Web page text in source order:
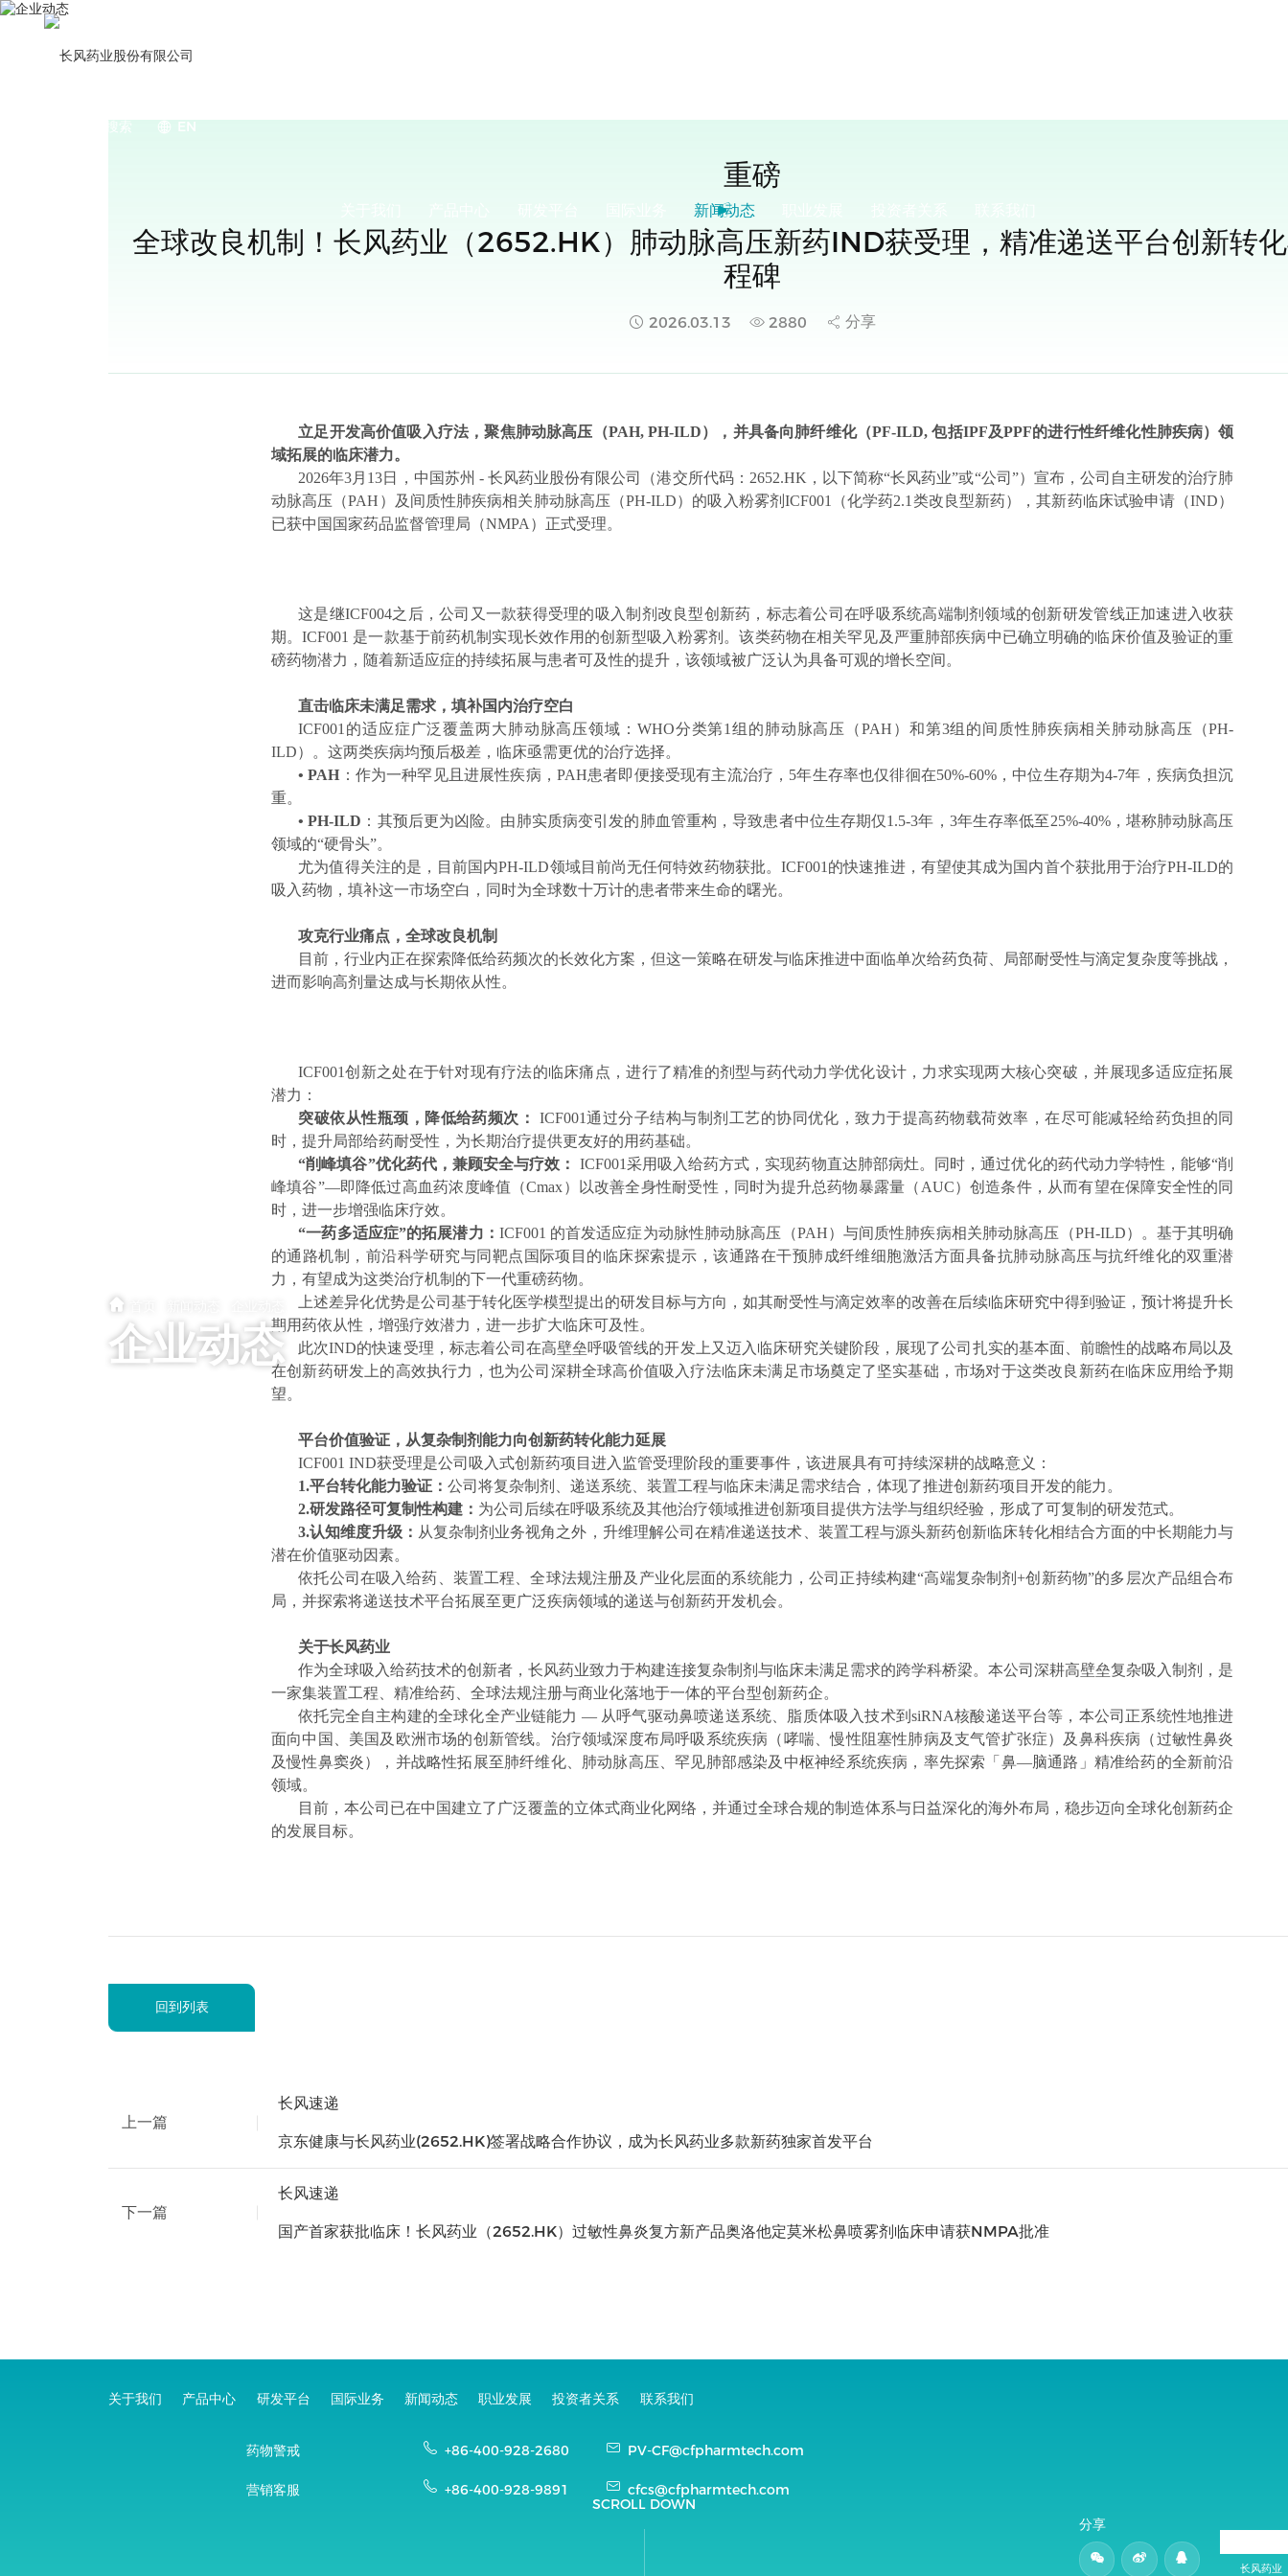
搜索 EN
新闻动态
企业动态
SCROLL DOWN
重磅
全球改良机制！长风药业（2652.HK）肺动脉高压新药IND获受理，精准递送平台创新转
程碑
2026.03.13 2880 分享
立足开发高价值吸入疗法，聚焦肺动脉高压（PAH, PH-ILD），并具备向肺纤维化（PF-ILD, 包括IPF及PPF的进行性纤维化性肺疾病）领
域拓展的临床潜力。
2026年3月13日，中国苏州 - 长风药业股份有限公司（港交所代码：2652.HK，以下简称“长风药业”或“公司”）宣布，公司自主研发的治疗肺
动脉高压（PAH）及间质性肺疾病相关肺动脉高压（PH-ILD）的吸入粉雾剂ICF001（化学药2.1类改良型新药），其新药临床试验申请（IND）
已获中国国家药品监督管理局（NMPA）正式受理。
这是继ICF004之后，公司又一款获得受理的吸入制剂改良型创新药，标志着公司在呼吸系统高端制剂领域的创新研发管线正加速进入收获
期。ICF001 是一款基于前药机制实现长效作用的创新型吸入粉雾剂。该类药物在相关罕见及严重肺部疾病中已确立明确的临床价值及验证的重
磅药物潜力，随着新适应症的持续拓展与患者可及性的提升，该领域被广泛认为具备可观的增长空间。
直击临床未满足需求，填补国内治疗空白
ICF001的适应症广泛覆盖两大肺动脉高压领域：WHO分类第1组的肺动脉高压（PAH）和第3组的间质性肺疾病相关肺动脉高压（PH-
ILD）。这两类疾病均预后极差，临床亟需更优的治疗选择。
• PAH ：作为一种罕见且进展性疾病，PAH患者即便接受现有主流治疗，5年生存率也仅徘徊在50%-60%，中位生存期为4-7年，疾病负担沉
重。
• PH-ILD ：其预后更为凶险。由肺实质病变引发的肺血管重构，导致患者中位生存期仅1.5-3年，3年生存率低至25%-40%，堪称肺动脉高压
领域的“硬骨头”。
尤为值得关注的是，目前国内PH-ILD领域目前尚无任何特效药物获批。ICF001的快速推进，有望使其成为国内首个获批用于治疗PH-ILD的
吸入药物，填补这一市场空白，同时为全球数十万计的患者带来生命的曙光。
攻克行业痛点，全球改良机制
目前，行业内正在探索降低给药频次的长效化方案，但这一策略在研发与临床推进中面临单次给药负荷、局部耐受性与滴定复杂度等挑战，
进而影响高剂量达成与长期依从性。
ICF001创新之处在于针对现有疗法的临床痛点，进行了精准的剂型与药代动力学优化设计，力求实现两大核心突破，并展现多适应症拓展
潜力：
突破依从性瓶颈，降低给药频次：
ICF001通过分子结构与制剂工艺的协同优化，致力于提高药物载荷效率，在尽可能减轻给药负担的同
时，提升局部给药耐受性，为长期治疗提供更友好的用药基础。
“削峰填谷”优化药代，兼顾安全与疗效：
ICF001采用吸入给药方式，实现药物直达肺部病灶。同时，通过优化的药代动力学特性，能够“削
峰填谷”—即降低过高血药浓度峰值（Cmax）以改善全身性耐受性，同时为提升总药物暴露量（AUC）创造条件，从而有望在保障安全性的同
时，进一步增强临床疗效。
“一药多适应症”的拓展潜力： ICF001 的首发适应症为动脉性肺动脉高压（PAH）与间质性肺疾病相关肺动脉高压（PH-ILD）。基于其明确
的通路机制，前沿科学研究与同靶点国际项目的临床探索提示，该通路在干预肺成纤维细胞激活方面具备抗肺动脉高压与抗纤维化的双重潜
力，有望成为这类治疗机制的下一代重磅药物。
上述差异化优势是公司基于转化医学模型提出的研发目标与方向，如其耐受性与滴定效率的改善在后续临床研究中得到验证，预计将提升长
期用药依从性，增强疗效潜力，进一步扩大临床可及性。
此次IND的快速受理，标志着公司在高壁垒呼吸管线的开发上又迈入临床研究关键阶段，展现了公司扎实的基本面、前瞻性的战略布局以及
在创新药研发上的高效执行力，也为公司深耕全球高价值吸入疗法临床未满足市场奠定了坚实基础，市场对于这类改良新药在临床应用给予期
望。
平台价值验证，从复杂制剂能力向创新药转化能力延展
ICF001 IND获受理是公司吸入式创新药项目进入监管受理阶段的重要事件，该进展具有可持续深耕的战略意义：
1.平台转化能力验证：公司将复杂制剂、递送系统、装置工程与临床未满足需求结合，体现了推进创新药项目开发的能力。
2.研发路径可复制性构建： 为公司后续在呼吸系统及其他治疗领域推进创新项目提供方法学与组织经验，形成了可复制的研发范式。
3.认知维度升级： 从复杂制剂业务视角之外，升维理解公司在精准递送技术、装置工程与源头新药创新临床转化相结合方面的中长期能力与
潜在价值驱动因素。
依托公司在吸入给药、装置工程、全球法规注册及产业化层面的系统能力，公司正持续构建“高端复杂制剂+创新药物”的多层次产品组合布
局，并探索将递送技术平台拓展至更广泛疾病领域的递送与创新药开发机会。
关于长风药业
作为全球吸入给药技术的创新者，长风药业致力于构建连接复杂制剂与临床未满足需求的跨学科桥梁。本公司深耕高壁垒复杂吸入制剂，是
一家集装置工程、精准给药、全球法规注册与商业化落地于一体的平台型创新药企。
依托完全自主构建的全球化全产业链能力 — 从呼气驱动鼻喷递送系统、脂质体吸入技术到siRNA核酸递送平台等，本公司正系统性地推进
面向中国、美国及欧洲市场的创新管线。治疗领域深度布局呼吸系统疾病（哮喘、慢性阻塞性肺病及支气管扩张症）及鼻科疾病（过敏性鼻炎
及慢性鼻窦炎），并战略性拓展至肺纤维化、肺动脉高压、罕见肺部感染及中枢神经系统疾病，率先探索「鼻—脑通路」精准给药的全新前沿
领域。
目前，本公司已在中国建立了广泛覆盖的立体式商业化网络，并通过全球合规的制造体系与日益深化的海外布局，稳步迈向全球化创新药企
的发展目标。
回到列表
上一篇
长风速递
京东健康与长风药业(2652.HK)签署战略合作协议，成为长风药业多款新药独家首发平台
下一篇
长风速递
国产首家获批临床！长风药业（2652.HK）过敏性鼻炎复方新产品奥洛他定莫米松鼻喷雾剂临床申请获NMPA批准
关于我们 产品中心 研发平台 国际业务 新闻动态 职业发展 投资者关系 联系我们
药物警戒 +86-400-928-2680 PV-CF@cfpharmtech.com
营销客服 +86-400-928-9891 cfcs@cfpharmtech.com
分享
长风药业